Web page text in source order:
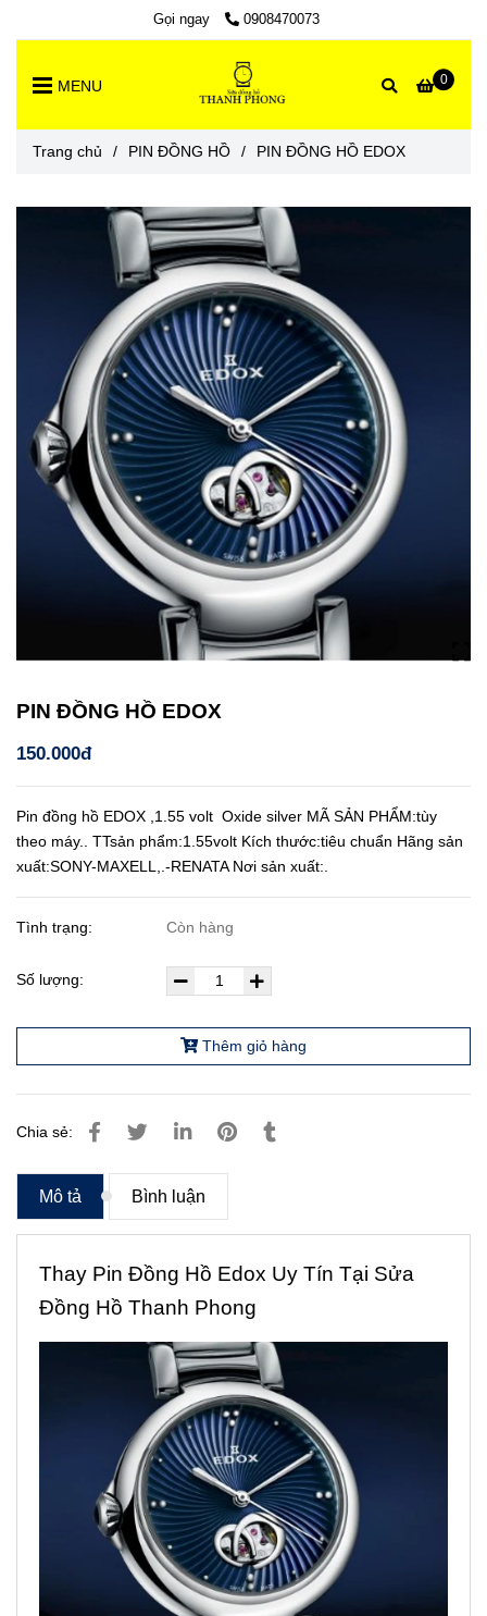
Gọi ngay 0908470073
0
MENU
Trang chủ / PIN ĐỒNG HỒ / PIN ĐỒNG HỒ EDOX
PIN ĐỒNG HỒ EDOX
150.000đ
Pin đồng hồ EDOX ,1.55 volt Oxide silver MÃ SẢN PHẨM:tùy
theo máy.. TTsản phẩm:1.55volt Kích thước:tiêu chuẩn Hãng sản
xuất:SONY-MAXELL,.-RENATA Nơi sản xuất:.
Tình trạng: Còn hàng
Số lượng:
Thêm giỏ hàng
Chia sẻ:
Mô tả Bình luận
Thay Pin Đồng Hồ Edox Uy Tín Tại Sửa
Đồng Hồ Thanh Phong